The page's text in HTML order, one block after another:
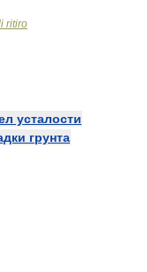
ritiro
усталости
грунта